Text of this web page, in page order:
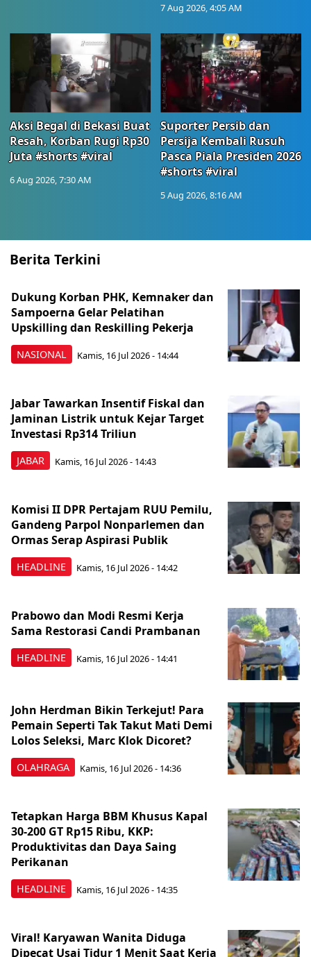
7 Aug 2026, 4:05 AM
Aksi Begal di Bekasi Buat
Resah, Korban Rugi Rp30
Juta #shorts #viral
6 Aug 2026, 7:30 AM
Suporter Persib dan
Persija Kembali Rusuh
Pasca Piala Presiden 2026
#shorts #viral
5 Aug 2026, 8:16 AM
Berita Terkini
NASIONAL
Dukung Korban PHK, Kemnaker dan
Sampoerna Gelar Pelatihan
Upskilling dan Reskilling Pekerja
Kamis, 16 Jul 2026 - 14:44
JABAR
Jabar Tawarkan Insentif Fiskal dan
Jaminan Listrik untuk Kejar Target
Investasi Rp314 Triliun
Kamis, 16 Jul 2026 - 14:43
HEADLINE
Komisi II DPR Pertajam RUU Pemilu,
Gandeng Parpol Nonparlemen dan
Ormas Serap Aspirasi Publik
Kamis, 16 Jul 2026 - 14:42
HEADLINE
Prabowo dan Modi Resmi Kerja
Sama Restorasi Candi Prambanan
Kamis, 16 Jul 2026 - 14:41
OLAHRAGA
John Herdman Bikin Terkejut! Para
Pemain Seperti Tak Takut Mati Demi
Lolos Seleksi, Marc Klok Dicoret?
Kamis, 16 Jul 2026 - 14:36
HEADLINE
Tetapkan Harga BBM Khusus Kapal
30-200 GT Rp15 Ribu, KKP:
Produktivitas dan Daya Saing
Perikanan
Kamis, 16 Jul 2026 - 14:35
Viral! Karyawan Wanita Diduga
Dipecat Usai Tidur 1 Menit Saat Kerja